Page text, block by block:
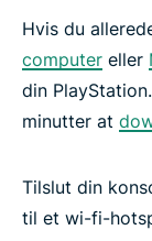
Hvis du
computer eller
din
minutter at
Tilslut din
til et wi-fi-